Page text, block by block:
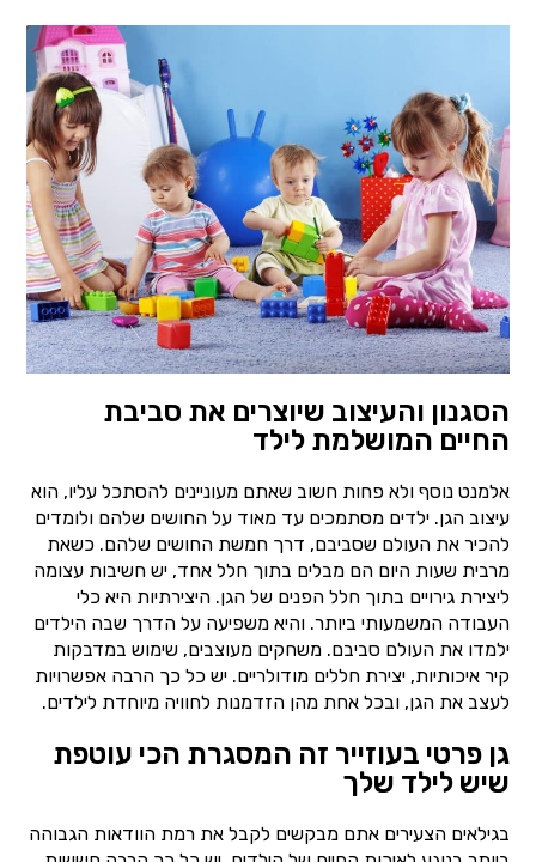
הסגנון והעיצוב שיוצרים את סביבת
החיים המושלמת לילד
אלמנט נוסף ולא פחות חשוב שאתם מעוניינים להסתכל עליו, הוא
עיצוב הגן. ילדים מסתמכים עד מאוד על החושים שלהם ולומדים
להכיר את העולם שסביבם, דרך חמשת החושים שלהם. כשאת
מרבית שעות היום הם מבלים בתוך חלל אחד, יש חשיבות עצומה
ליצירת גירויים בתוך חלל הפנים של הגן. היצירתיות היא כלי
העבודה המשמעותי ביותר. והיא משפיעה על הדרך שבה הילדים
ילמדו את העולם סביבם. משחקים מעוצבים, שימוש במדבקות
קיר איכותיות, יצירת חללים מודולריים. יש כל כך הרבה אפשרויות
לעצב את הגן, ובכל אחת מהן הזדמנות לחוויה מיוחדת לילדים.
גן פרטי בעוזייר זה המסגרת הכי עוטפת
שיש לילד שלך
בגילאים הצעירים אתם מבקשים לקבל את רמת הוודאות הגבוהה